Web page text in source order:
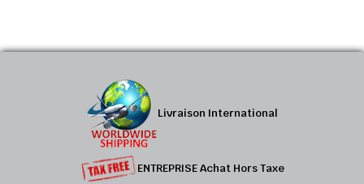
Livraison International
ENTREPRISE Achat Hors Taxe